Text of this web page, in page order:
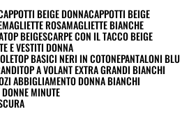
BEIGE DONNACAPPOTTI BEIGE
MAGLIETTE ROSAMAGLIETTE BIANCHE
TOP BEIGESCARPE CON IL TACCO BEIGE
E VESTITI DONNA
TOP BASICI NERI IN COTONEPANTALONI BLU
TOP A VOLANT EXTRA GRANDI BIANCHI
ABBIGLIAMENTO DONNA BIANCHI
MINUTE